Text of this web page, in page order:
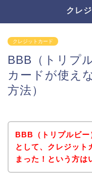
クレ
クレジットカード
BBB（トリプ
カードが使え
方法）
BBB（トリプルビー
として、クレジット
まった！という方は